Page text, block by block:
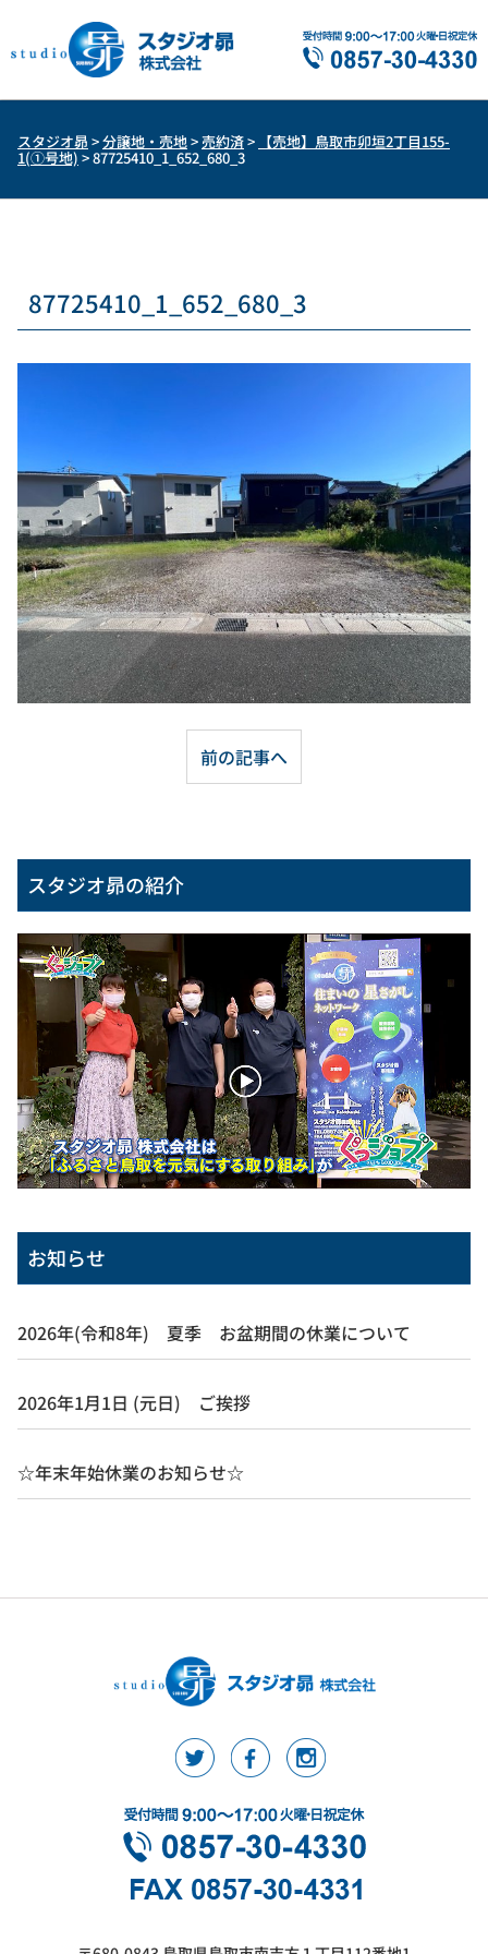
スタジオ昴 >分譲地・売地>売約済> 【売地】鳥取市卯垣2丁目155-
1(①号地) >87725410_1_652_680_3
87725410_1_652_680_3
前の記事へ
スタジオ昴の紹介
お知らせ
2026年(令和8年) 夏季 お盆期間の休業について
2026年1月1日 (元日) ご挨拶
☆年末年始休業のお知らせ☆